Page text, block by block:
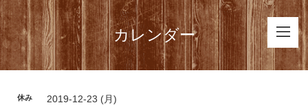
カレンダー
休み 2019-12-23 (月)